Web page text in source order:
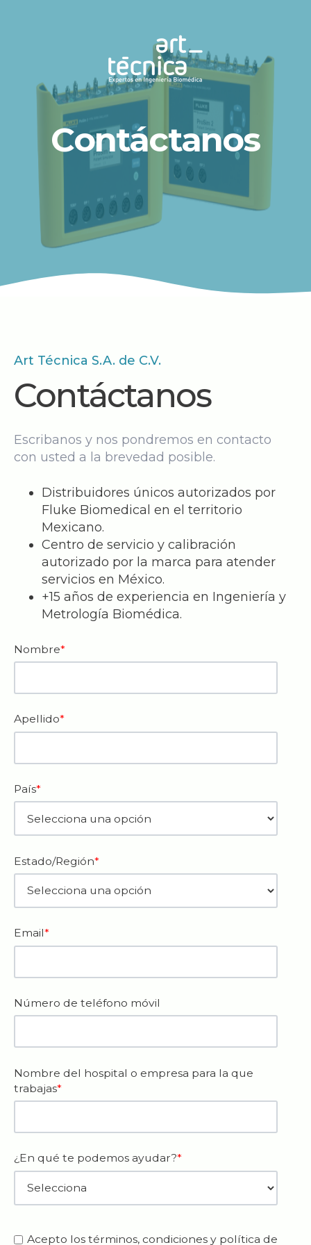
Contáctanos
Art Técnica S.A. de C.V.
Contáctanos
Escribanos y nos pondremos en contacto
con usted a la brevedad posible.
Distribuidores únicos autorizados por
Fluke Biomedical en el territorio
Mexicano.
Centro de servicio y calibración
autorizado por la marca para atender
servicios en México.
+15 años de experiencia en Ingeniería y
Metrología Biomédica.
Nombre*
Apellido*
País*
Estado/Región*
Email*
Número de teléfono móvil
Nombre del hospital o empresa para la que
trabajas*
¿En qué te podemos ayudar?*
Acepto los términos, condiciones y política de